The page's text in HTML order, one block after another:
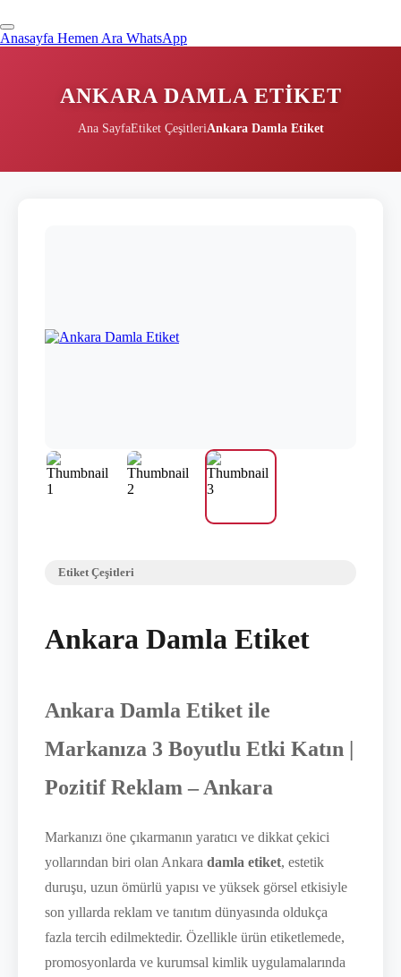
Anasayfa Hemen Ara WhatsApp
ANKARA DAMLA ETIKET
Ana SayfaEtiket ÇeşitleriAnkara Damla Etiket
Etiket Çeşitleri
Ankara Damla Etiket
Ankara Damla Etiket ile
Markanıza 3 Boyutlu Etki Katın |
Pozitif Reklam – Ankara
Markanızı öne çıkarmanın yaratıcı ve dikkat çekici
yollarından biri olan Ankara damla etiket, estetik
duruşu, uzun ömürlü yapısı ve yüksek görsel etkisiyle
son yıllarda reklam ve tanıtım dünyasında oldukça
fazla tercih edilmektedir. Özellikle ürün etiketlemede,
promosyonlarda ve kurumsal kimlik uygulamalarında